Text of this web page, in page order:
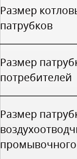
Размер
патрубков
Размер
потребителей
Размер
промывочного